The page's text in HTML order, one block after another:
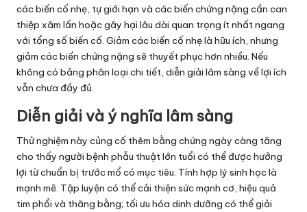
các biến cố nhẹ, tự giới hạn và các biến chứng nặng cần can
thiệp xâm lấn hoặc gây hại lâu dài quan trọng ít nhất ngang
với tổng số biến cố. Giảm các biến cố nhẹ là hữu ích, nhưng
giảm các biến chứng nặng sẽ thuyết phục hơn nhiều. Nếu
không có bảng phân loại chi tiết, diễn giải lâm sàng về lợi ích
vẫn chưa đầy đủ.
Diễn giải và ý nghĩa lâm sàng
Thử nghiệm này củng cố thêm bằng chứng ngày càng tăng
cho thấy người bệnh phẫu thuật lớn tuổi có thể được hưởng
lợi từ chuẩn bị trước mổ có mục tiêu. Tính hợp lý sinh học là
mạnh mẽ. Tập luyện có thể cải thiện sức mạnh cơ, hiệu quả
tim phổi và thăng bằng; tối ưu hóa dinh dưỡng có thể giải